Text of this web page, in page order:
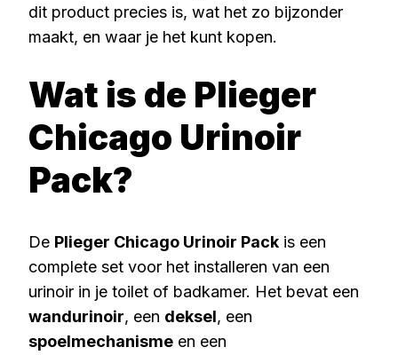
dit product precies is, wat het zo bijzonder
maakt, en waar je het kunt kopen.
Wat is de Plieger
Chicago Urinoir
Pack?
De Plieger Chicago Urinoir Pack is een
complete set voor het installeren van een
urinoir in je toilet of badkamer. Het bevat een
wandurinoir, een deksel, een
spoelmechanisme en een